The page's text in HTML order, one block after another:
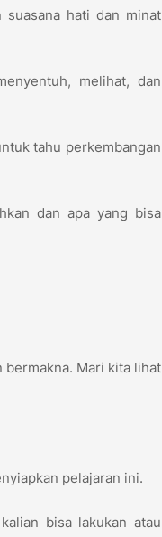
hati dan minat
melihat, dan
tahu perkembangan
dan apa yang bisa
Mari kita lihat
pelajaran ini.
bisa lakukan atau